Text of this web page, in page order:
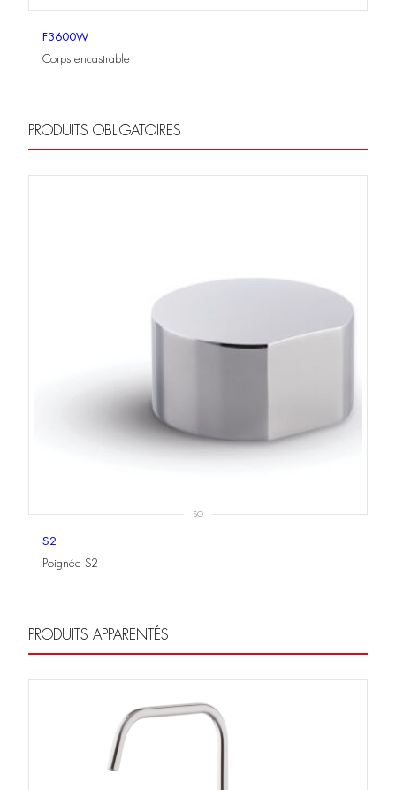
F3600W
Corps encastrable
PRODUITS OBLIGATOIRES
SO
S2
Poignée S2
PRODUITS APPARENTÉS